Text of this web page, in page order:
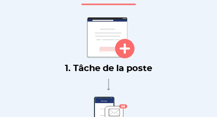
1. Tâche de la poste